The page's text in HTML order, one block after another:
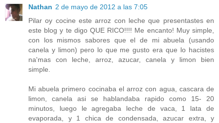
Nathan 2 de mayo de 2012 a las 7:05
Pilar oy cocine este arroz con leche que presentastes en
este blog y te digo QUE RICO!!!! Me encanto! Muy simple,
con los mismos sabores que el de mi abuela (usando
canela y limon) pero lo que me gusto era que lo hacistes
na'mas con leche, arroz, azucar, canela y limon bien
simple.
Mi abuela primero cocinaba el arroz con agua, cascara de
limon, canela asi se hablandaba rapido como 15- 20
minutos, luego le agregaba leche de vaca, 1 lata de
evaporada, y 1 chica de condensada, azucar extra, y